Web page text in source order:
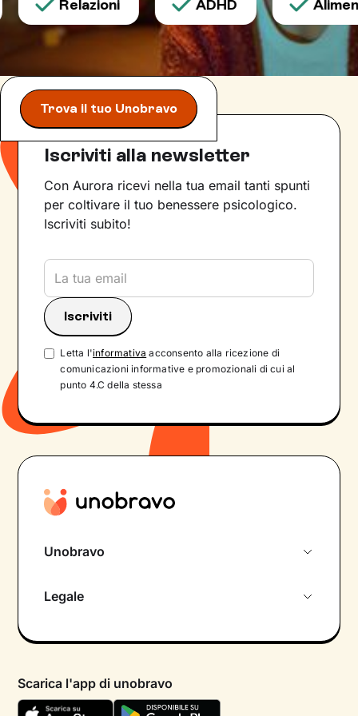
Relazioni ADHD
Trova il tuo Unobravo
Iscriviti alla newsletter
Con Aurora ricevi nella tua email tanti spunti
per coltivare il tuo benessere psicologico.
Iscriviti subito!
Letta l'informativa acconsento alla ricezione di
comunicazioni informative e promozionali di cui al
punto 4.C della stessa
Unobravo
Psicologo in chat
Aiuto urgente
Legale
Termini e condizioni
Scarica l'app di unobravo